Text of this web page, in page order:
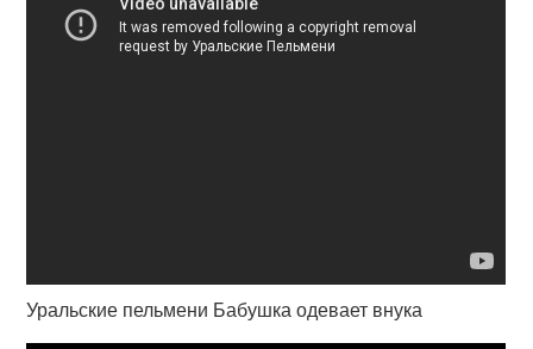
Уральские пельмени Бабушка одевает внука